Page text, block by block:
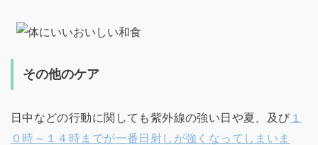
その他のケア
日中などの行動に関しても紫外線の強い日や夏、及び １
０時～１４時までが一番日射しが強くなってしまいま